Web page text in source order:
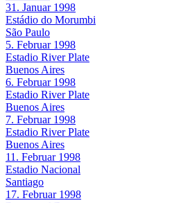
31. Januar 1998
Estádio do Morumbi
São Paulo
5. Februar 1998
Estadio River Plate
Buenos Aires
6. Februar 1998
Estadio River Plate
Buenos Aires
7. Februar 1998
Estadio River Plate
Buenos Aires
11. Februar 1998
Estadio Nacional
Santiago
17. Februar 1998